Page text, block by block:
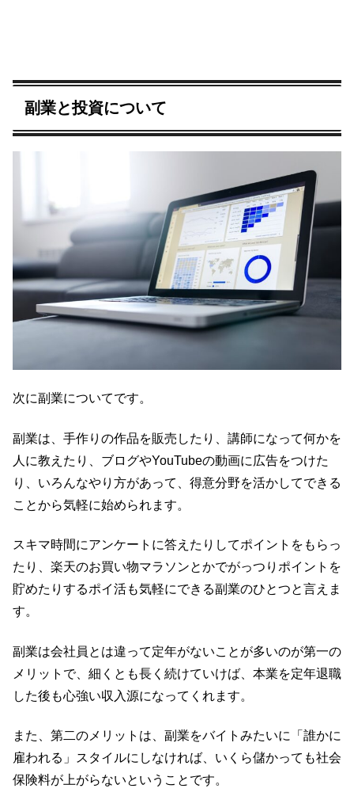
副業と投資について
次に副業についてです。
副業は、手作りの作品を販売したり、講師になって何かを
人に教えたり、ブログやYouTubeの動画に広告をつけた
り、いろんなやり方があって、得意分野を活かしてできる
ことから気軽に始められます。
スキマ時間にアンケートに答えたりしてポイントをもらっ
たり、楽天のお買い物マラソンとかでがっつりポイントを
貯めたりするポイ活も気軽にできる副業のひとつと言えま
す。
副業は会社員とは違って定年がないことが多いのが第一の
メリットで、細くとも長く続けていけば、本業を定年退職
した後も心強い収入源になってくれます。
また、第二のメリットは、副業をバイトみたいに「誰かに
雇われる」スタイルにしなければ、いくら儲かっても社会
保険料が上がらないということです。